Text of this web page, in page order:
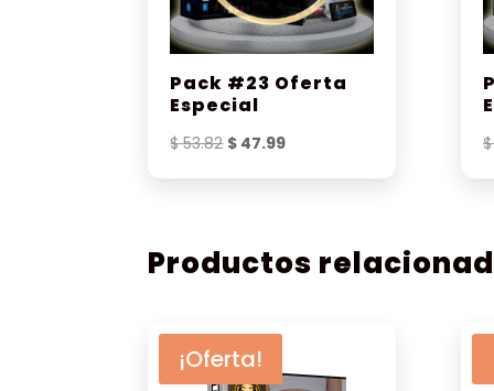
Pack #23 Oferta
Especial
$53.82 El
$ 47.99El
$
Productos
¡Oferta!